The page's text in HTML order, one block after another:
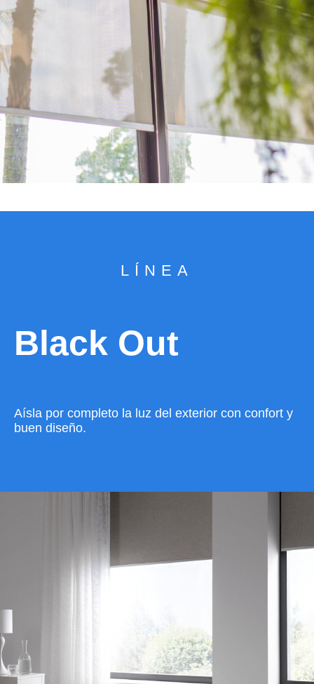
VER CATÁLOGO
LÍNEA
Black Out
Aísla por completo la luz del exterior con confort y
buen diseño.
VER CATÁLOGO